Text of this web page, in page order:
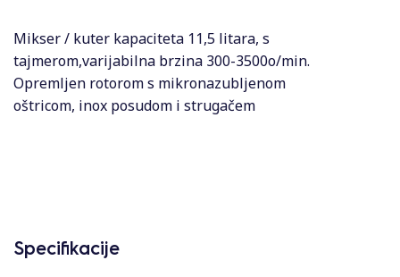
Mikser / kuter kapaciteta 11,5 litara, s
tajmerom,varijabilna brzina 300-3500o/min.
Opremljen rotorom s mikronazubljenom
oštricom, inox posudom i strugačem
Specifikacije